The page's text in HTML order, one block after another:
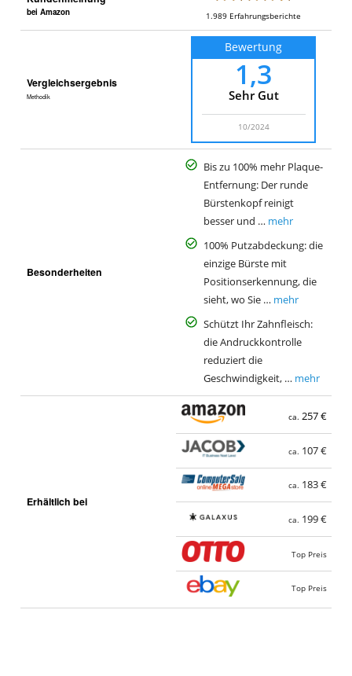
bei Amazon 1.989 Erfahrungsberichte
Vergleichsergebnis
Methodik
Bewertung
1,3
Sehr Gut
10/2024
Besonderheiten
Bis zu 100% mehr Plaque-
Entfernung: Der runde
Bürstenkopf reinigt
besser und … mehr
100% Putzabdeckung: die
einzige Bürste mit
Positionserkennung, die
sieht, wo Sie … mehr
Schützt Ihr Zahnfleisch:
die Andruckkontrolle
reduziert die
Geschwindigkeit, … mehr
Erhältlich bei
ca. 257 €
ca. 107 €
ca. 183 €
ca. 199 €
Top Preis
Top Preis